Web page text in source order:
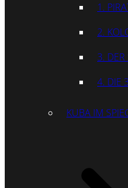
1.
2.
3.
4. DIE
KUBA IM